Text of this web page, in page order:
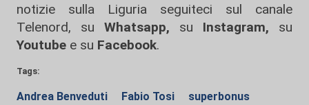
notizie sulla Liguria seguiteci sul canale
Telenord, su
Whatsapp, su Instagram, su
Youtube e su Facebook.
Tags:
Andrea Benveduti Fabio Tosi
superbonus